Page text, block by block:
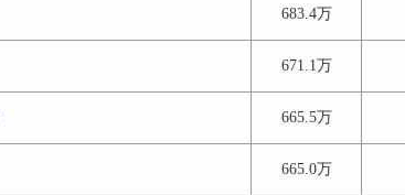
683.4万
671.1万
665.5万
665.0万